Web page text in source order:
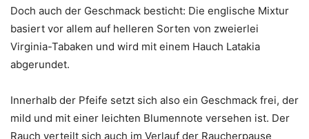
Doch auch der Geschmack besticht: Die englische Mixtur
basiert vor allem auf helleren Sorten von zweierlei
Virginia-Tabaken und wird mit einem Hauch Latakia
abgerundet.
Innerhalb der Pfeife setzt sich also ein Geschmack frei, der
mild und mit einer leichten Blumennote versehen ist. Der
Rauch verteilt sich auch im Verlauf der Raucherpause